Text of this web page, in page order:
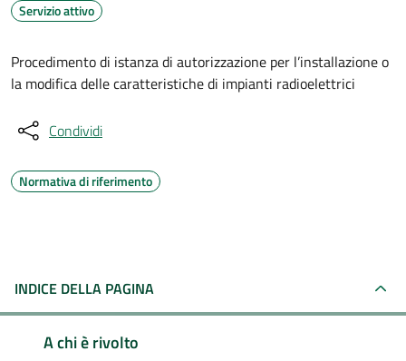
Servizio attivo
Procedimento di istanza di autorizzazione per l’installazione o
la modifica delle caratteristiche di impianti radioelettrici
Condividi
Normativa di riferimento
INDICE DELLA PAGINA
A chi è rivolto